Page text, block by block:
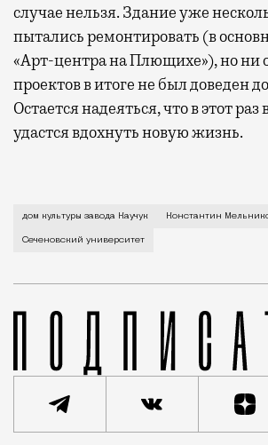
случае нельзя. Здание уже
пытались ремонтировать (в
«Арт-центра на Плющихе»), но ни
проектов в итоге не был доведен
Остается надеяться, что в этот раз
удастся вдохнуть новую жизнь.
Место будет использоваться
дом культуры завода Каучук Константин
Сеченовский университет